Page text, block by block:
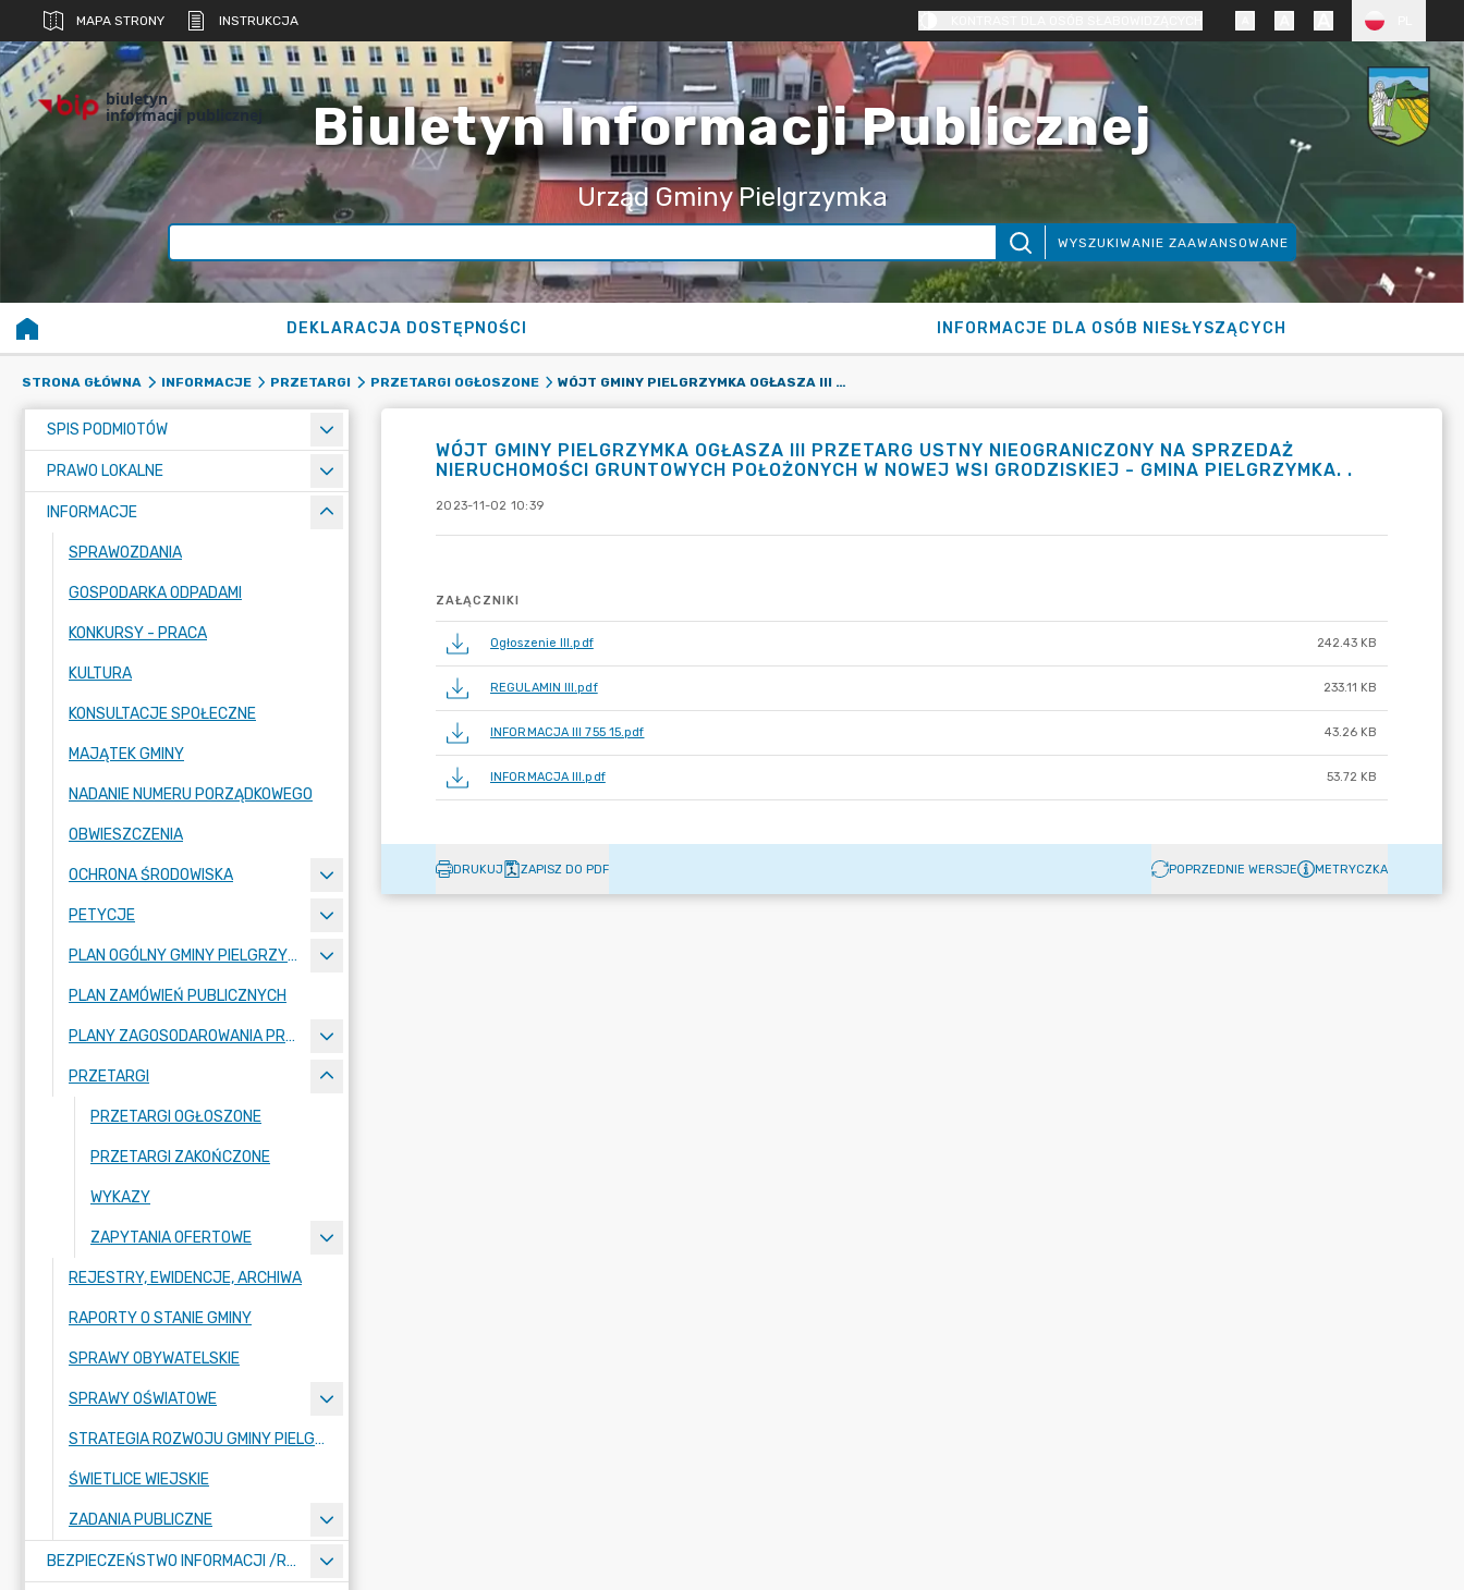
MAPA STRONY INSTRUKCJA
biuletyn
informacji publicznej Biuletyn Informacji Publicznej
Urząd Gminy Pielgrzymka
WYSZUKIWANIE ZAAWANSOWANE
DEKLARACJA DOSTĘPNOŚCI INFORMACJE DLA OSÓB NIESŁYSZĄCYCH
STRONA GŁÓWNA INFORMACJE PRZETARGI PRZETARGI OGŁOSZONE WÓJT GMINY PIELGRZYMKA OGŁASZA III PRZETARG USTNY NIEOGRANICZONY NA SPRZEDAŻ NIERUCHOMOŚCI GRUNTOWYCH POŁOŻONYCH W NOWEJ WSI GRODZISKIEJ - GMINA PIELGRZYMKA. .
SPIS PODMIOTÓW
PRAWO LOKALNE
INFORMACJE
SPRAWOZDANIA
GOSPODARKA ODPADAMI
KONKURSY - PRACA
KULTURA
KONSULTACJE SPOŁECZNE
MAJĄTEK GMINY
NADANIE NUMERU PORZĄDKOWEGO
OBWIESZCZENIA
OCHRONA ŚRODOWISKA
PETYCJE
PLAN OGÓLNY GMINY PIELGRZYMKA
PLAN ZAMÓWIEŃ PUBLICZNYCH
PLANY ZAGOSODAROWANIA PRZESTRZENNEGO
PRZETARGI
PRZETARGI OGŁOSZONE
PRZETARGI ZAKOŃCZONE
WYKAZY
ZAPYTANIA OFERTOWE
REJESTRY, EWIDENCJE, ARCHIWA
RAPORTY O STANIE GMINY
SPRAWY OBYWATELSKIE
SPRAWY OŚWIATOWE
STRATEGIA ROZWOJU GMINY PIELGRZYMKA NA LATA 2026-2035
ŚWIETLICE WIEJSKIE
ZADANIA PUBLICZNE
BEZPIECZEŃSTWO INFORMACJI /RODO/
WÓJT GMINY PIELGRZYMKA OGŁASZA III PRZETARG USTNY NIEOGRANICZONY NA SPRZEDAŻ
NIERUCHOMOŚCI GRUNTOWYCH POŁOŻONYCH W NOWEJ WSI GRODZISKIEJ - GMINA PIELGRZYMKA. .
2023-11-02 10:39
ZAŁĄCZNIKI
Ogłoszenie III.pdf 242.43 KB
REGULAMIN III.pdf 233.11 KB
INFORMACJA III 755 15.pdf 43.26 KB
INFORMACJA III.pdf 53.72 KB
DRUKUJ ZAPISZ DO PDF POPRZEDNIE WERSJE METRYCZKA